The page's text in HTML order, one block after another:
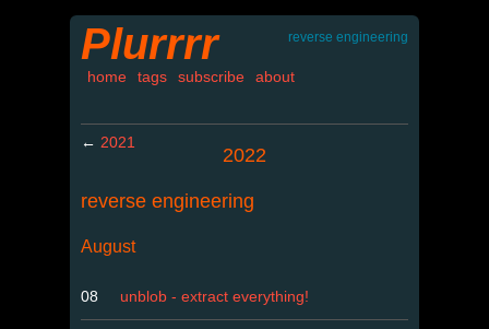
Plurrrr reverse engineering
home tags subscribe about
← 2021
2022
reverse engineering
August
08 unblob - extract everything!